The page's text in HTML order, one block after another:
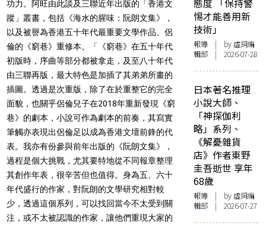
功力。阿旺由此談及三聯近年出版的「香港文
蹤」叢書，包括《海水的腥味：阮朗文集》，
以及被譽為香港五十年代最重要文學作品、侶
倫的《窮巷》重修本。「《窮巷》在五十年代
初版時，序曲等部分都被拿走，及至八十年代
由三聯再版，最大特色是加插了其弟弟所畫的
插圖。透過是次重版，除了在於重整它的完全
面貌，也關乎侶倫兒子在2018年重新發現《窮
巷》的劇本，小說可作為劇本的前奏，其寫實
筆觸亦表現出侶倫足以成為香港文壇前鋒的代
表。我亦有份參與前年出版的《阮朗文集》，
過程是個大挑戰，尤其要特地從不同報章整理
其創作年表，很辛苦但也值得。身為五、六十
年代盛行的作家，對阮朗的文學研究相對較
少，透過這個系列，可以找回當今不太受到關
注，或不太被認識的作家，讓他們重現大家的
態度 「保持警
惕才能善用新
技術」
報導 | by 虛詞編
輯部 | 2026-07-28
日本著名推理
小說大師、
「神探伽利
略」系列、
《解憂雜貨
店》作者東野
圭吾逝世 享年
68歲
報導 | by 虛詞編
輯部 | 2026-07-27